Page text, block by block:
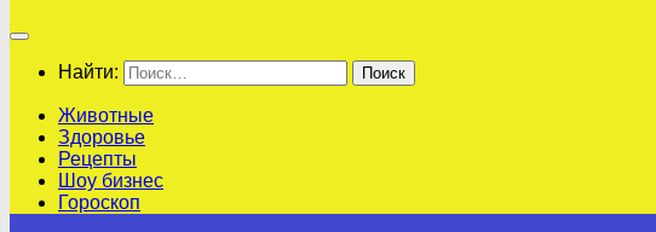
Найти:
Животные
Здоровье
Рецепты
Шоу бизнес
Гороскоп